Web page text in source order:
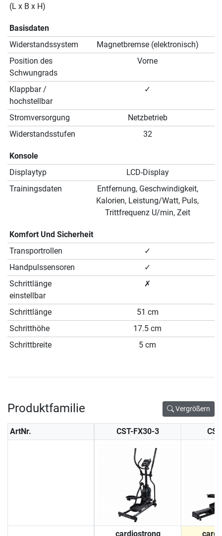
(L x B x H)
Basisdaten
Widerstandssystem
Magnetbremse (elektronisch)
Position des
Schwungrads
Vorne
Klappbar /
hochstellbar
✓
Stromversorgung
Netzbetrieb
Widerstandsstufen
32
Konsole
Displaytyp
LCD-Display
Trainingsdaten
Entfernung, Geschwindigkeit,
Kalorien, Leistung/Watt, Puls,
Trittfrequenz U/min, Zeit
Komfort Und Sicherheit
Transportrollen
✓
Handpulssensoren
✓
Schrittlänge
einstellbar
✗
Schrittlänge
51 cm
Schritthöhe
17.5 cm
Schrittbreite
5 cm
Produktfamilie Vergrößern
ArtNr. CST-FX30-3
cardiostrong